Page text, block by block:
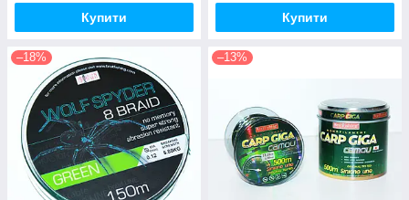
Купити Купити
–18% –13%